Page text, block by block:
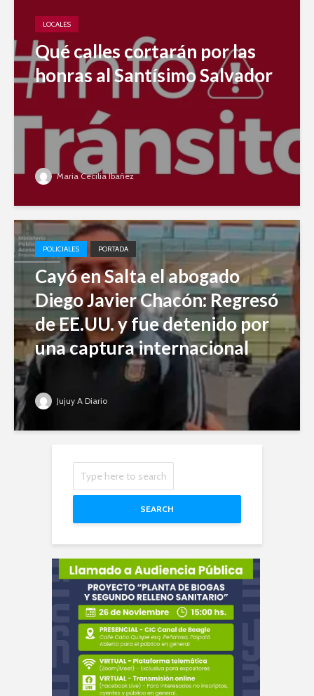
LOCALES
Qué calles cortarán por las
honras al Santísimo Salvador
Maria Cecilia Ibañez
POLICIALES PORTADA
Cayó en Salta el abogado
Diego Javier Chacón: Regresó
de EE.UU. y fue detenido por
una captura internacional
Jujuy A Diario
SEARCH